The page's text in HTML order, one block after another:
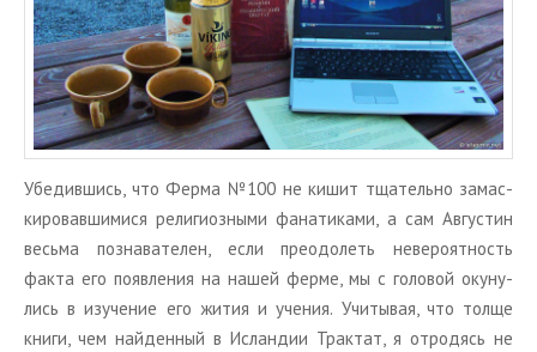
Убе­див­шись, что Ферма №100 не кишит тща­тель­но за­мас­
ки­ро­вав­ши­ми­ся ре­ли­ги­оз­ны­ми фа­на­ти­ка­ми, а сам Ав­гу­стин
весь­ма по­зна­ва­те­лен, если пре­одо­леть неве­ро­ят­ность
факта его по­яв­ле­ния на нашей ферме, мы с го­ло­вой оку­ну­
лись в изу­че­ние его жития и уче­ния. Учи­ты­вая, что толще
книги, чем най­ден­ный в Ис­лан­дии Трак­тат, я от­ро­дясь не